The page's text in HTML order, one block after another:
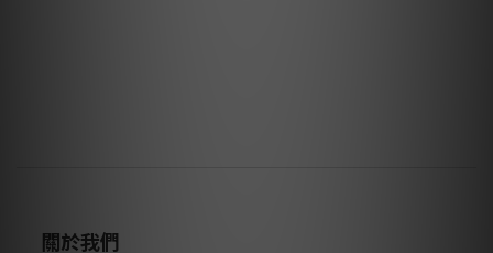
關於我們